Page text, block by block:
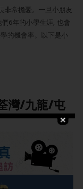
非常擔憂。一旦小朋友
6年的小學生涯, 也會
的機會率。以下是小
灣/九龍/屯